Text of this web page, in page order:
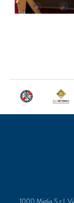
1000 Miglia S.r.l.